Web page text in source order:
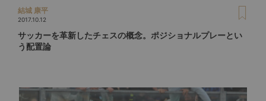
結城 康平
2017.10.12
サッカーを革新したチェスの概念。ポジショナルプレーとい
う配置論